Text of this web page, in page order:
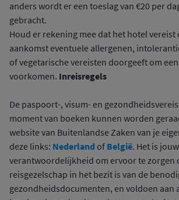
anders wordt er een toeslag van €20 per
gebracht.
Houd er rekening mee dat het hotel vereist
aankomst eventuele allergenen,
of vegetarische vereisten doorgeeft om
voorkomen. Inreisregels
De paspoort-, visum- en
moment van boeken kunnen worden
website van Buitenlandse Zaken van je
deze links: Nederland of België. Het is jouw
verantwoordelijkheid om ervoor te zorgen
reisgezelschap in het bezit is van de
gezondheidsdocumenten, en voldoen aan